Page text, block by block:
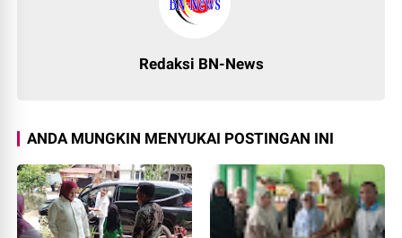
Redaksi BN-News
ANDA MUNGKIN MENYUKAI POSTINGAN INI